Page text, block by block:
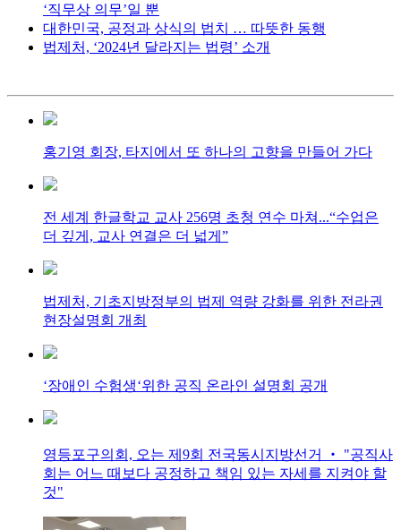
‘직무상 의무’일 뿐
대한민국, 공정과 상식의 법치 … 따뜻한 동행
법제처, ‘2024년 달라지는 법령’ 소개
홍기영 회장, 타지에서 또 하나의 고향을 만들어 가다
전 세계 한글학교 교사 256명 초청 연수 마쳐...“수업은
더 깊게, 교사 연결은 더 넓게”
법제처, 기초지방정부의 법제 역량 강화를 위한 전라권
현장설명회 개최
‘장애인 수험생‘위한 공직 온라인 설명회 공개
영등포구의회, 오는 제9회 전국동시지방선거 ‧ "공직사
회는 어느 때보다 공정하고 책임 있는 자세를 지켜야 할
것"